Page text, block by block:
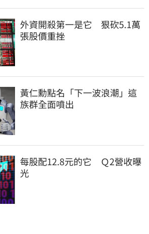
外資開殺第一是它　狠砍5.1萬
張股價重挫
黃仁勳點名「下一波浪潮」這
族群全面噴出
每股配12.8元的它　Ｑ2營收曝
光